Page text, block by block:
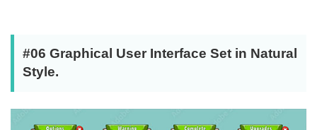
#06 Graphical User Interface Set in Natural
Style.